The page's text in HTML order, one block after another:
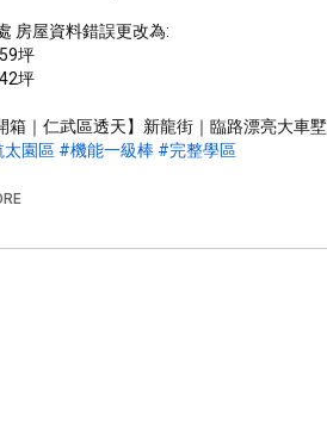
房屋資料錯誤更改為:
坪
坪
箱｜仁武區透天】新龍街｜臨路漂亮大車墅
太園區 #機能一級棒 #完整學區
：
成90年4月｜權狀坪數約53.42坪(含車位)